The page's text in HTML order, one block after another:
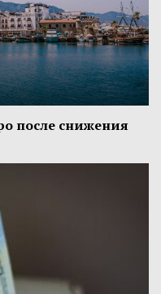
после снижения